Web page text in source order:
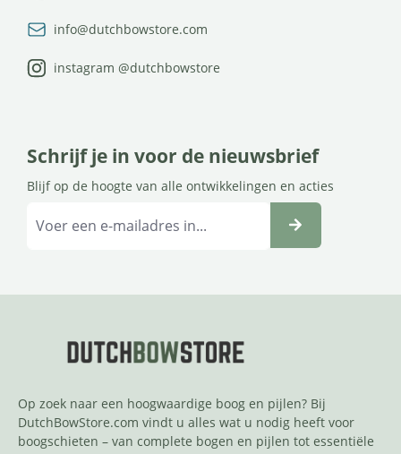
info@dutchbowstore.com
instagram @dutchbowstore
Schrijf je in voor de nieuwsbrief
Blijf op de hoogte van alle ontwikkelingen en acties
Op zoek naar een hoogwaardige boog en pijlen? Bij
DutchBowStore.com vindt u alles wat u nodig heeft voor
boogschieten – van complete bogen en pijlen tot essentiële